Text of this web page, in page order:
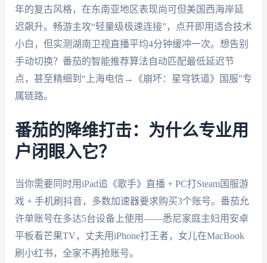
年的复古风格，在东南亚地区表现尚可但美国西海岸延
迟飙升。畅游主攻“轻量级极速连接”，点开即用适合技术
小白，但实测湖南卫视直播平均4分钟缓冲一次。想告别
手动切换？番茄的智能推荐算法自动匹配最低延迟节
点，甚至精细到“上海电信→《崩坏：星穹铁道》国服”专
属链路。
番茄的降维打击：为什么专业用
户闭眼入它？
当你需要同时用iPad追《歌手》直播 + PC打Steam国服游
戏 + 手机刷抖音，多数加速器要求购买3个账号。番茄允
许单账号在多达5台设备上使用——悉尼家庭主妇用安卓
平板看芒果TV，丈夫用iPhone打王者，女儿在MacBook
刷小红书，全家不再抢账号。